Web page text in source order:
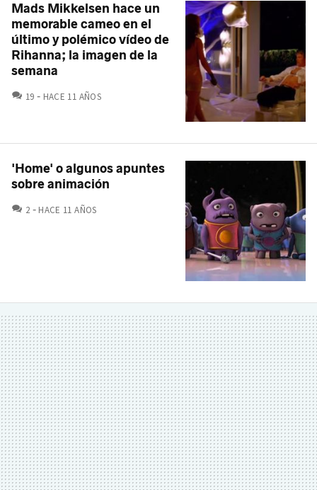
Mads Mikkelsen hace un
memorable cameo en el
último y polémico vídeo de
Rihanna; la imagen de la
semana
19 COMENTARIOS
HACE 11 AÑOS
'Home' o algunos apuntes
sobre animación
2 COMENTARIOS
HACE 11 AÑOS